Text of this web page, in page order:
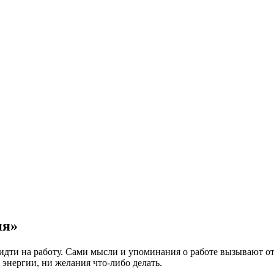
на работу. Сами мысли и упоминания о работе вызывают
ни желания что-либо делать.